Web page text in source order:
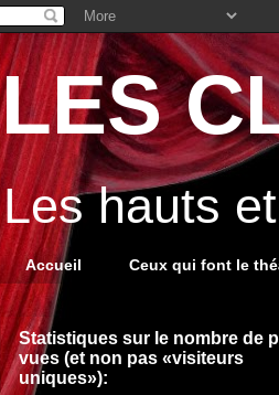
LES
Les hauts
Accueil Ceux qui font le
Statistiques sur le nombre de
vues (et non pas «visiteurs
uniques»):